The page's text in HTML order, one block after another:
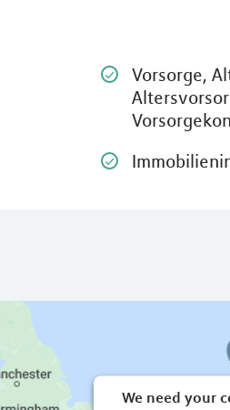
Vorsorge,
We need your